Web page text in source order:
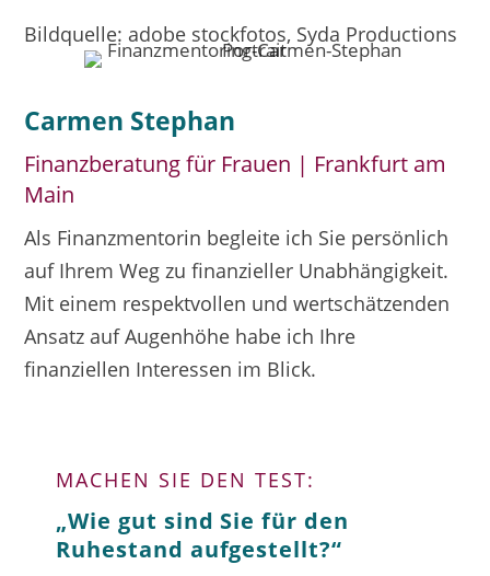
Bildquelle: adobe stockfotos, Syda Productions
Carmen Stephan
Finanzberatung für Frauen | Frankfurt am
Main
Als Finanzmentorin begleite ich Sie persönlich
auf Ihrem Weg zu finanzieller Unabhängigkeit.
Mit einem respektvollen und wertschätzenden
Ansatz auf Augenhöhe habe ich Ihre
finanziellen Interessen im Blick.
MACHEN SIE DEN TEST:
„Wie gut sind Sie für den
Ruhestand aufgestellt?“